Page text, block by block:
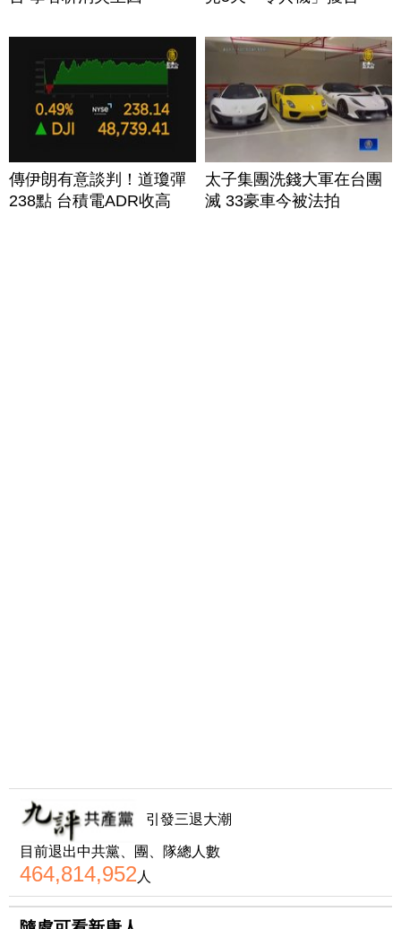
傳伊朗有意談判！道瓊彈
238點 台積電ADR收高
太子集團洗錢大軍在台團
滅 33豪車今被法拍
引發三退大潮
目前退出中共黨、團、隊總人數
464,814,952 人